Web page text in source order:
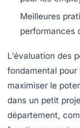
Meilleures
performances
L’évaluation des
fondamental
maximiser le
dans un petit
département,